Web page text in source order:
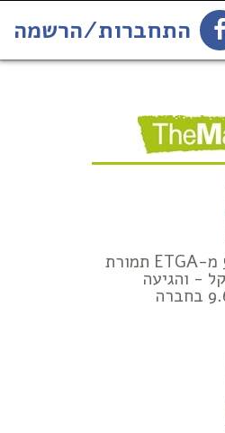
התחברות/הרשמה
1
הראל רכשה 5% מ-ETGA תמורת
שקל - והגיעה